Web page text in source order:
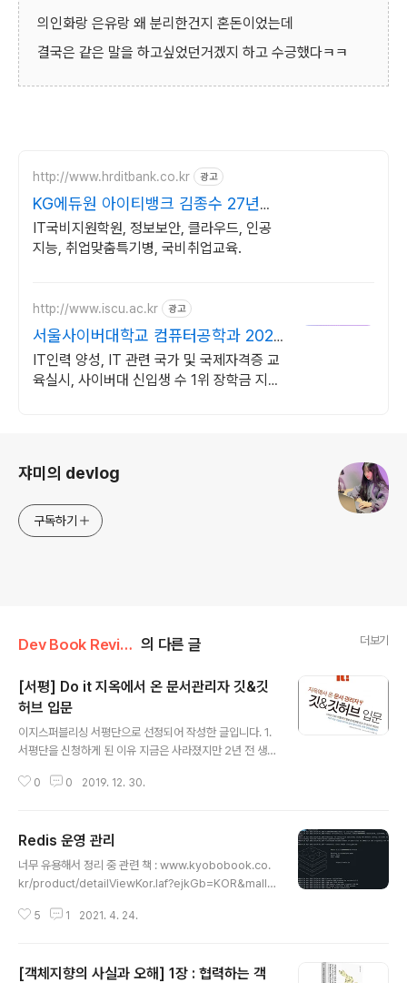
의인화랑 은유랑 왜 분리한건지 혼돈이었는데
결국은 같은 말을 하고싶었던거겠지 하고 수긍했다ㅋㅋ
http://www.hrditbank.co.kr 광고
KG에듀원 아이티뱅크 김종수 27년경
력전문가 IT취업상담
IT국비지원학원, 정보보안, 클라우드, 인공
지능, 취업맞춤특기병, 국비취업교육.
http://www.iscu.ac.kr 광고
서울사이버대학교 컴퓨터공학과 2026
가을학기 신편입생
IT인력 양성, IT 관련 국가 및 국제자격증 교
육실시, 사이버대 신입생 수 1위 장학금 지급
쟈미의 devlog
구독하기
Dev Book Review 의 다른 글 더보기
[서평] Do it 지옥에서 온 문서관리자 깃&깃
허브 입문
이지스퍼블리싱 서평단으로 선정되어 작성한 글입니다. 1.
서평단을 신청하게 된 이유 지금은 사라졌지만 2년 전 생
다. 하지만 역시 깃은 프로젝트를 하면서 부딫히면서 시도
서 팀플을 하거나 할 때 동기들은 git을 이용하지 않고 카카
오톡으로 복사 붙여 넣기를 하면서 소스코드를 전달하곤
했다. 그래서 나는 대학생들이 git을 좀 더 잘 사용했으면
주려 하였다. 그래서 생각한 첫번째 방법이 DSC Ewha에
0 0 2019. 12. 30.
Redis 운영 관리
너무 유용해서 정리 중 관련 책 : www.kyobobook.co.
kr/product/detailViewKor.laf?ejkGb=KOR&mallG
관리 - 교보문고 『Redis 운영 관리』는 Redis의 특징과
다. 저자는 현장에서 얻은 노하우와 실무 팁 www.kyobo
5 1 2021. 4. 24.
[객체지향의 사실과 오해] 1장 : 협력하는 객